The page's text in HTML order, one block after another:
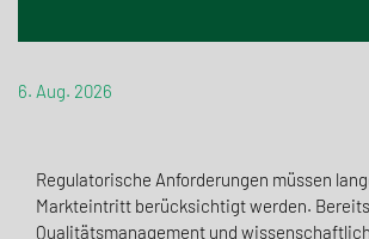
6. Aug. 2026
Regulatorische Anforderungen müssen
Markteintritt berücksichtigt werden.
Qualitätsmanagement und